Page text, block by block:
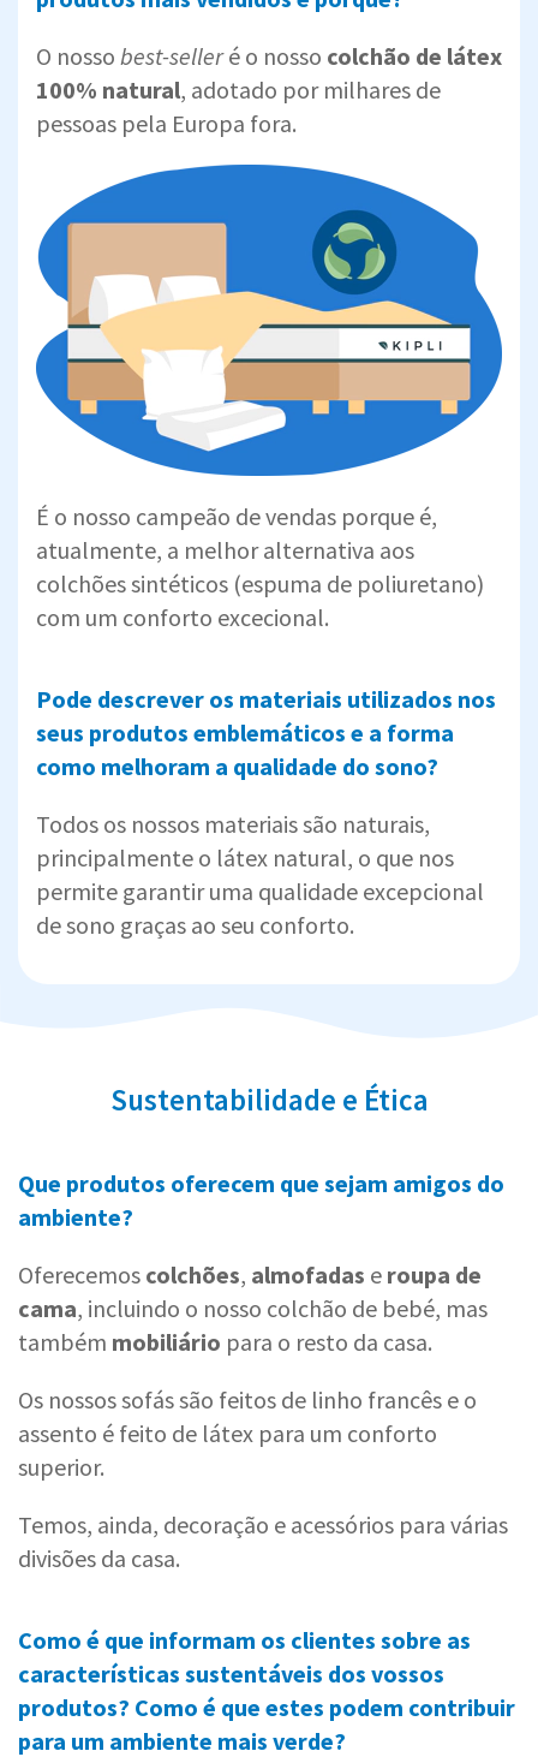
O nosso best-selleré o nosso colchão de látex
100% natural, adotado por milhares de
pessoas pela Europa fora.
É o nosso campeão de vendas porque é,
atualmente, a melhor alternativa aos
colchões sintéticos (espuma de poliuretano)
com um conforto excecional.
Pode descrever os materiais utilizados nos
seus produtos emblemáticos e a forma
como melhoram a qualidade do sono?
Todos os nossos materiais são naturais,
principalmente o látex natural, o que nos
permite garantir uma qualidade excepcional
de sono graças ao seu conforto.
Sustentabilidade e Ética
Que produtos oferecem que sejam amigos do
ambiente?
Oferecemos colchões, almofadas e roupa de
cama, incluindo o nosso colchão de bebé, mas
também mobiliário para o resto da casa.
Os nossos sofás são feitos de linho francês e o
assento é feito de látex para um conforto
superior.
Temos, ainda, decoração e acessórios para várias
divisões da casa.
Como é que informam os clientes sobre as
características sustentáveis dos vossos
produtos? Como é que estes podem contribuir
para um ambiente mais verde?